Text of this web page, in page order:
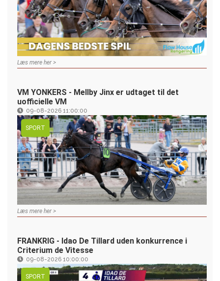
Læs mere her >
VM YONKERS - Mellby Jinx er udtaget til det
uofficielle VM
09-08-2026 11:00:00
SPORT
Læs mere her >
FRANKRIG - Idao De Tillard uden konkurrence i
Criterium de Vitesse
09-08-2026 10:00:00
SPORT